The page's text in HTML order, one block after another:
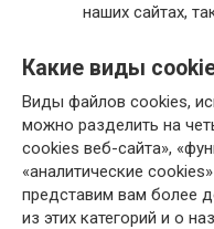
наших сайтах,
Какие виды
Виды файлов cookies,
можно разделить на
cookies веб-сайта»,
«аналитические
представим вам более
из этих категорий и о